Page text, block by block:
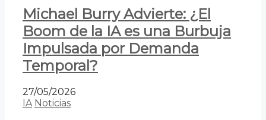
Michael Burry Advierte: ¿El
Boom de la IA es una Burbuja
Impulsada por Demanda
Temporal?
27/05/2026
IA Noticias